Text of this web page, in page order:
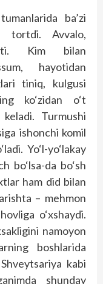
ba’zi
tortdi. Avvalo,
Kim bilan
hayotidan
tiniq, kulgusi
ko‘zidan o‘t
Turmushi
ishonchi komil
Yo‘l-yo‘lakay
bo‘lsa-da bo‘sh
ham did bilan
– mehmon
o‘xshaydi.
namoyon
boshlarida
kabi
shunday